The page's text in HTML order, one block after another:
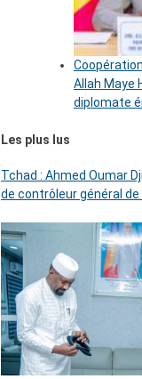
Allah Maye
diplomate
Les plus lus
Tchad : Ahmed Oumar
de contrôleur général de